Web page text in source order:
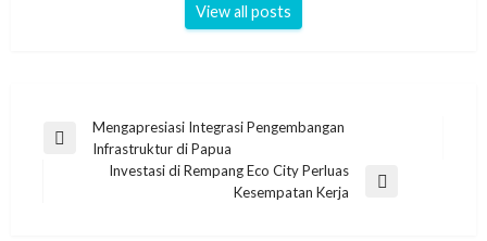
View all posts
Post
navigation
Previous
Mengapresiasi Integrasi Pengembangan
Infrastruktur di Papua
Investasi di Rempang Eco City Perluas
Kesempatan Kerja